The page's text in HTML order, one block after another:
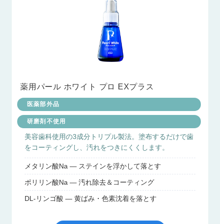
薬用パール ホワイト プロ EXプラス
医薬部外品
研磨剤不使用
美容歯科使用の3成分トリプル製法。塗布するだけで歯
をコーティングし、汚れをつきにくくします。
メタリン酸Na — ステインを浮かして落とす
ポリリン酸Na — 汚れ除去＆コーティング
DL-リンゴ酸 — 黄ばみ・色素沈着を落とす